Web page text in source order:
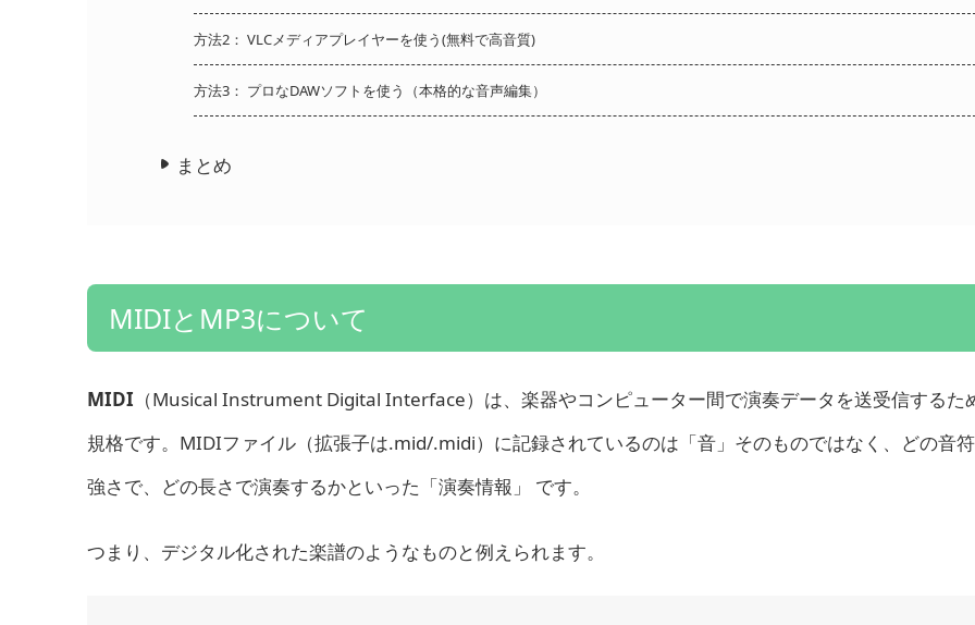
方法2： VLCメディアプレイヤーを使う(無料で高音質)
方法3： プロなDAWソフトを使う（本格的な音声編集）
まとめ
MIDIとMP3について
MIDI （Musical Instrument Digital Interface）は、楽器やコンピューター間で演奏データを送受信するた
規格です。MIDIファイル（拡張子は.mid/.midi）に記録されているのは「音」そのものではなく、どの音
強さで、どの長さで演奏するかといった「演奏情報」 です。
つまり、デジタル化された楽譜のようなものと例えられます。